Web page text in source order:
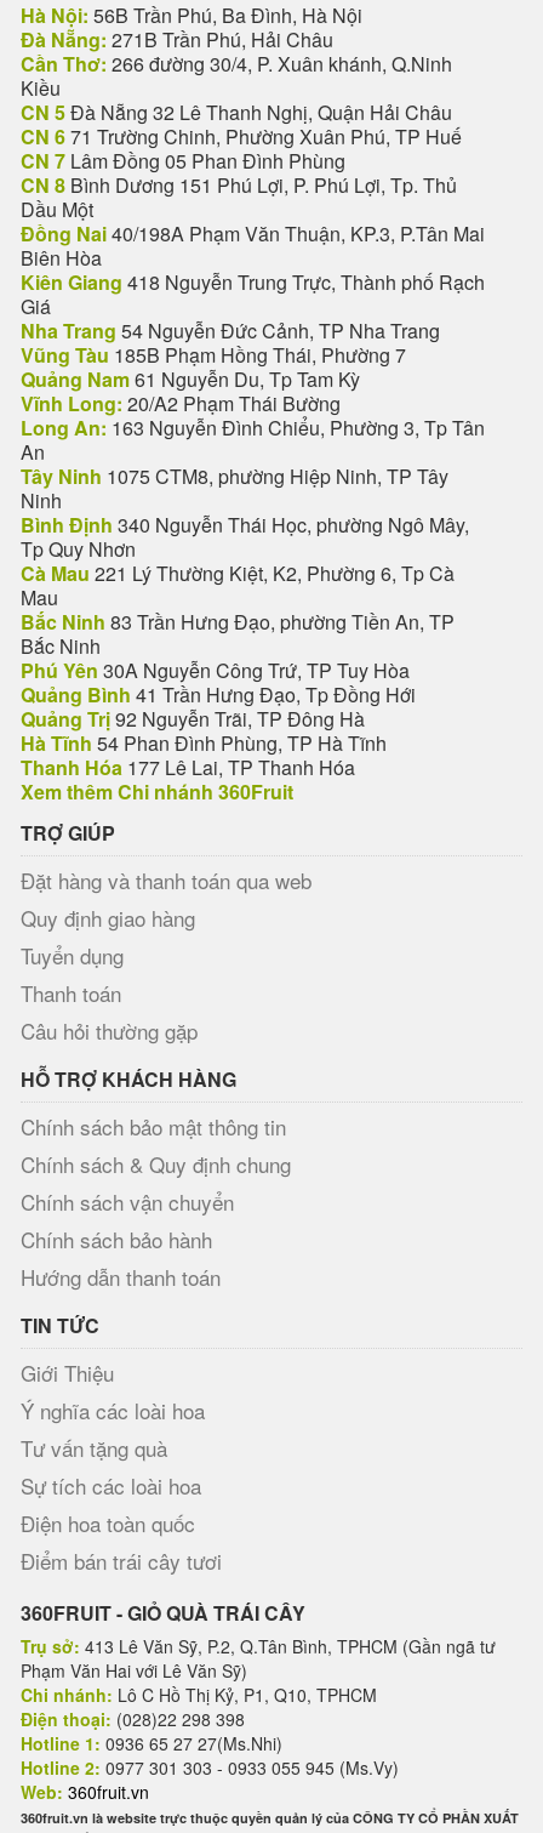
Hà Nội: 56B Trần Phú, Ba Đình, Hà Nội
Đà Nẵng: 271B Trần Phú, Hải Châu
Cần Thơ: 266 đường 30/4, P. Xuân khánh, Q.Ninh
Kiều
CN 5Đà Nẵng 32 Lê Thanh Nghị, Quận Hải Châu
CN 671 Trường Chinh, Phường Xuân Phú, TP Huế
CN 7 Lâm Đồng 05 Phan Đình Phùng
CN 8 Bình Dương 151 Phú Lợi, P. Phú Lợi, Tp. Thủ
Dầu Một
Đồng Nai40/198A Phạm Văn Thuận, KP.3, P.Tân Mai
Biên Hòa
Kiên Giang 418 Nguyễn Trung Trực, Thành phố Rạch
Giá
Nha Trang 54 Nguyễn Đức Cảnh, TP Nha Trang
Vũng Tàu 185B Phạm Hồng Thái, Phường 7
Quảng Nam61 Nguyễn Du, Tp Tam Kỳ
Vĩnh Long: 20/A2 Phạm Thái Bường
Long An: 163 Nguyễn Đình Chiểu, Phường 3, Tp Tân
An
Tây Ninh 1075 CTM8, phường Hiệp Ninh, TP Tây
Ninh
Bình Định 340 Nguyễn Thái Học, phường Ngô Mây,
Tp Quy Nhơn
Cà Mau 221 Lý Thường Kiệt, K2, Phường 6, Tp Cà
Mau
Bắc Ninh 83 Trần Hưng Đạo, phường Tiền An, TP
Bắc Ninh
Phú Yên 30A Nguyễn Công Trứ, TP Tuy Hòa
Quảng Bình 41 Trần Hưng Đạo, Tp Đồng Hới
Quảng Trị92 Nguyễn Trãi, TP Đông Hà
Hà Tĩnh 54 Phan Đình Phùng, TP Hà Tĩnh
Thanh Hóa 177 Lê Lai, TP Thanh Hóa
Xem thêm Chi nhánh 360Fruit
TRỢ GIÚP
Đặt hàng và thanh toán qua web
Quy định giao hàng
Tuyển dụng
Thanh toán
Câu hỏi thường gặp
HỖ TRỢ KHÁCH HÀNG
Chính sách bảo mật thông tin
Chính sách & Quy định chung
Chính sách vận chuyển
Chính sách bảo hành
Hướng dẫn thanh toán
TIN TỨC
Giới Thiệu
Ý nghĩa các loài hoa
Tư vấn tặng quà
Sự tích các loài hoa
Điện hoa toàn quốc
Điểm bán trái cây tươi
360FRUIT - GIỎ QUÀ TRÁI CÂY
Trụ sở: 413 Lê Văn Sỹ, P.2, Q.Tân Bình, TPHCM (Gần ngã tư
Phạm Văn Hai với Lê Văn Sỹ)
Chi nhánh: Lô C Hồ Thị Kỷ, P1, Q10, TPHCM
Điện thoại: (028)22 298 398
Hotline 1: 0936 65 27 27(Ms.Nhi)
Hotline 2: 0977 301 303 - 0933 055 945 (Ms.Vy)
Web: 360fruit.vn
360fruit.vn là website trực thuộc quyền quản lý của CÔNG TY CỔ PHẦN XUẤT